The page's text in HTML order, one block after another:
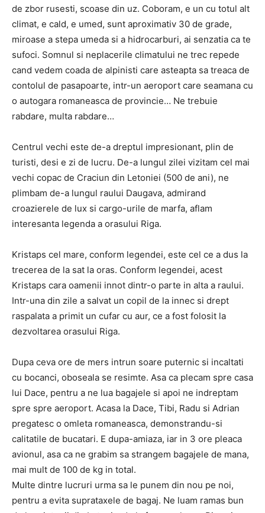
de zbor rusesti, scoase din uz. Coboram, e un cu totul alt
climat, e cald, e umed, sunt aproximativ 30 de grade,
miroase a stepa umeda si a hidrocarburi, ai senzatia ca te
sufoci. Somnul si neplacerile climatului ne trec repede
cand vedem coada de alpinisti care asteapta sa treaca de
contolul de pasapoarte, intr-un aeroport care seamana cu
o autogara romaneasca de provincie… Ne trebuie
rabdare, multa rabdare…
Centrul vechi este de-a dreptul impresionant, plin de
turisti, desi e zi de lucru. De-a lungul zilei vizitam cel mai
vechi copac de Craciun din Letoniei (500 de ani), ne
plimbam de-a lungul raului Daugava, admirand
croazierele de lux si cargo-urile de marfa, aflam
interesanta legenda a orasului Riga.
Kristaps cel mare, conform legendei, este cel ce a dus la
trecerea de la sat la oras. Conform legendei, acest
Kristaps cara oamenii innot dintr-o parte in alta a raului.
Intr-una din zile a salvat un copil de la innec si drept
raspalata a primit un cufar cu aur, ce a fost folosit la
dezvoltarea orasului Riga.
Dupa ceva ore de mers intrun soare puternic si incaltati
cu bocanci, oboseala se resimte. Asa ca plecam spre casa
lui Dace, pentru a ne lua bagajele si apoi ne indreptam
spre spre aeroport. Acasa la Dace, Tibi, Radu si Adrian
pregatesc o omleta romaneasca, demonstrandu-si
calitatile de bucatari. E dupa-amiaza, iar in 3 ore pleaca
avionul, asa ca ne grabim sa strangem bagajele de mana,
mai mult de 100 de kg in total.
Multe dintre lucruri urma sa le punem din nou pe noi,
pentru a evita suprataxele de bagaj. Ne luam ramas bun